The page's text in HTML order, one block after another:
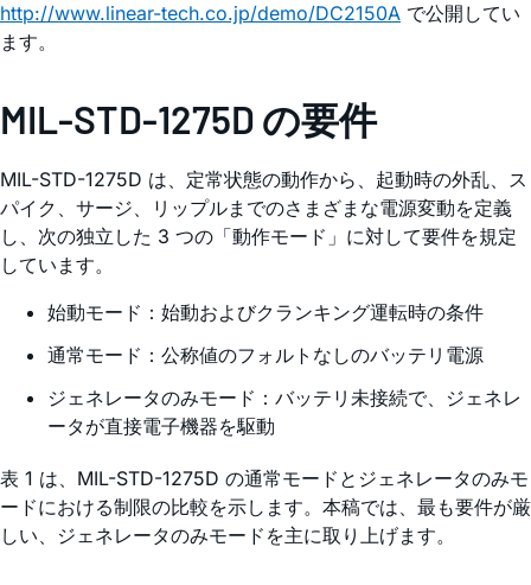
http://www.linear-tech.co.jp/demo/DC2150A で公開してい
ます。
MIL-STD-1275D の要件
MIL-STD-1275D は、定常状態の動作から、起動時の外乱、ス
パイク、サージ、リップルまでのさまざまな電源変動を定義
し、次の独立した 3 つの「動作モード」に対して要件を規定
しています。
始動モード：始動およびクランキング運転時の条件
通常モード：公称値のフォルトなしのバッテリ電源
ジェネレータのみモード：バッテリ未接続で、ジェネレ
ータが直接電子機器を駆動
表 1 は、MIL-STD-1275D の通常モードとジェネレータのみモ
ードにおける制限の比較を示します。本稿では、最も要件が厳
しい、ジェネレータのみモードを主に取り上げます。